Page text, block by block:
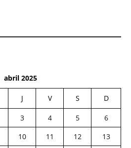
abril 2025
J V S D
3 4 5
6
10 11 12
13